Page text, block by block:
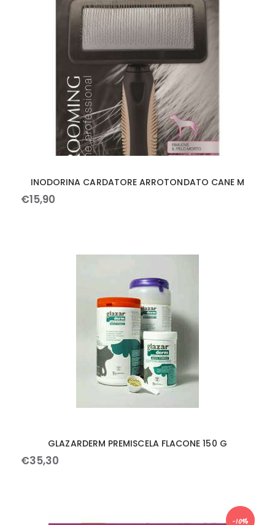
INODORINA CARDATORE ARROTONDATO CANE M
€15,90
GLAZARDERM PREMISCELA FLACONE 150 G
€35,30
-10%